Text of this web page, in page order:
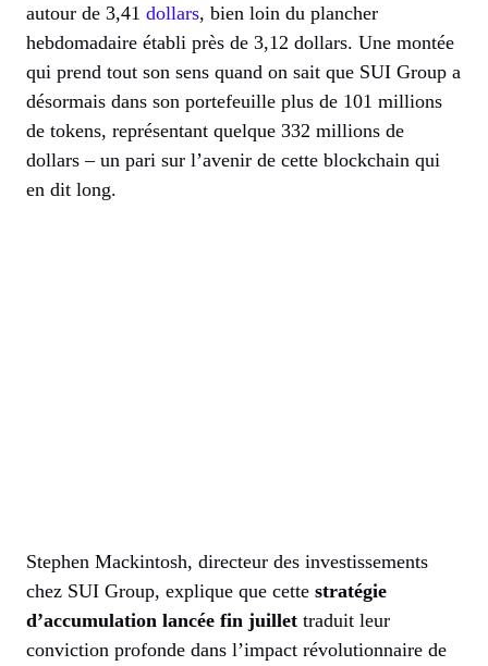
autour de 3,41 dollars, bien loin du plancher
hebdomadaire établi près de 3,12 dollars. Une montée
qui prend tout son sens quand on sait que SUI Group a
désormais dans son portefeuille plus de 101 millions
de tokens, représentant quelque 332 millions de
dollars – un pari sur l’avenir de cette blockchain qui
en dit long.
Stephen Mackintosh, directeur des investissements
chez SUI Group, explique que cette stratégie
d’accumulation lancée fin juillet traduit leur
conviction profonde dans l’impact révolutionnaire de